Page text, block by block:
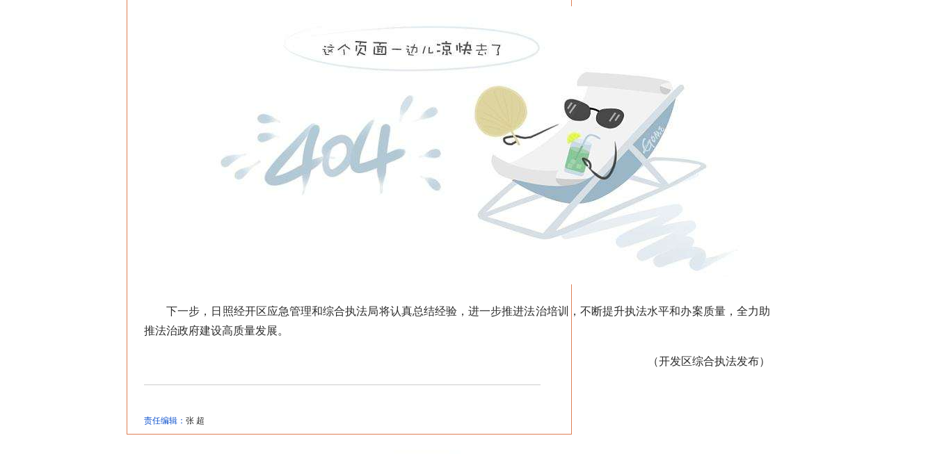
下一步，日照经开区应急管理和综合执法局将认真总结经验，进一步推进法治培训，不断提升执法水平和办案质量，全力助
推法治政府建设高质量发展。
（开发区综合执法发布）
责任编辑： 张 超